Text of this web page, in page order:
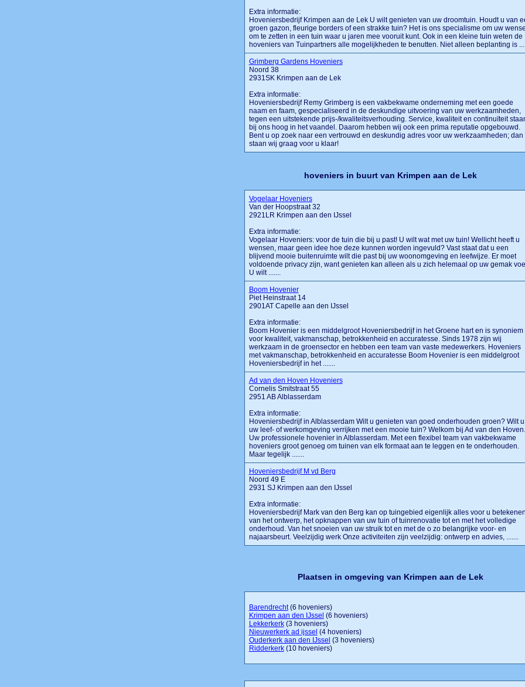
Extra informatie:
Hoveniersbedrijf Krimpen aan de Lek U wilt genieten van uw droomtuin. Houdt u van
groen gazon, fleurige borders of een strakke tuin? Het is ons specialisme om uw
om te zetten in een tuin waar u jaren mee vooruit kunt. Ook in een kleine tuin weten de
hoveniers van Tuinpartners alle mogelijkheden te benutten. Niet alleen beplanting is
Grimberg Gardens Hoveniers
Noord 38
2931SK Krimpen aan de Lek
Extra informatie:
Hoveniersbedrijf Remy Grimberg is een vakbekwame onderneming met een goede
naam en faam, gespecialiseerd in de deskundige uitvoering van uw werkzaamheden,
tegen een uitstekende prijs-/kwaliteitsverhouding. Service, kwaliteit en continuïteit
bij ons hoog in het vaandel. Daarom hebben wij ook een prima reputatie opgebouwd.
Bent u op zoek naar een vertrouwd en deskundig adres voor uw werkzaamheden; dan
staan wij graag voor u klaar!
hoveniers in buurt van Krimpen aan de Lek
Vogelaar Hoveniers
Van der Hoopstraat 32
2921LR Krimpen aan den IJssel
Extra informatie:
Vogelaar Hoveniers: voor de tuin die bij u past! U wilt wat met uw tuin! Wellicht heeft u
wensen, maar geen idee hoe deze kunnen worden ingevuld? Vast staat dat u een
blijvend mooie buitenruimte wilt die past bij uw woonomgeving en leefwijze. Er moet
voldoende privacy zijn, want genieten kan alleen als u zich helemaal op uw gemak
U wilt .......
Boom Hovenier
Piet Heinstraat 14
2901AT Capelle aan den IJssel
Extra informatie:
Boom Hovenier is een middelgroot Hoveniersbedrijf in het Groene hart en is synoniem
voor kwaliteit, vakmanschap, betrokkenheid en accuratesse. Sinds 1978 zijn wij
werkzaam in de groensector en hebben een team van vaste medewerkers. Hoveniers
met vakmanschap, betrokkenheid en accuratesse Boom Hovenier is een middelgroot
Hoveniersbedrijf in het .......
Ad van den Hoven Hoveniers
Cornelis Smitstraat 55
2951 AB Alblasserdam
Extra informatie:
Hoveniersbedrijf in Alblasserdam Wilt u genieten van goed onderhouden groen? Wilt u
uw leef- of werkomgeving verrijken met een mooie tuin? Welkom bij Ad van den Hoven.
Uw professionele hovenier in Alblasserdam. Met een flexibel team van vakbekwame
hoveniers groot genoeg om tuinen van elk formaat aan te leggen en te onderhouden.
Maar tegelijk .......
Hoveniersbedrijf M vd Berg
Noord 49 E
2931 SJ Krimpen aan den IJssel
Extra informatie:
Hoveniersbedrijf Mark van den Berg kan op tuingebied eigenlijk alles voor u
van het ontwerp, het opknappen van uw tuin of tuinrenovatie tot en met het volledige
onderhoud. Van het snoeien van uw struik tot en met de o zo belangrijke voor- en
najaarsbeurt. Veelzijdig werk Onze activiteiten zijn veelzijdig: ontwerp en advies, .......
Plaatsen in omgeving van Krimpen aan de Lek
Barendrecht(6 hoveniers)
Krimpen aan den IJssel (6 hoveniers)
Lekkerkerk(3 hoveniers)
Nieuwerkerk ad ijssel (4 hoveniers)
Ouderkerk aan den IJssel (3 hoveniers)
Ridderkerk(10 hoveniers)